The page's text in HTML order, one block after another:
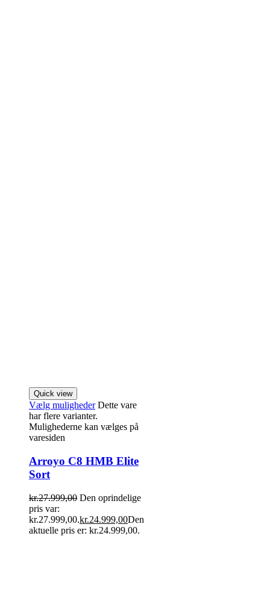
Quick view
Vælg muligheder Dette vare
har flere varianter.
Mulighederne kan vælges på
varesiden
Arroyo C8 HMB Elite
Sort
kr.27.999,00 Den oprindelige
pris var:
kr.27.999,00.kr.24.999,00Den
aktuelle pris er: kr.24.999,00.